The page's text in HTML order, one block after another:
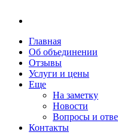
Главная
Об объединении
Отзывы
Услуги и цены
Еще
На заметку
Новости
Вопросы и
Контакты